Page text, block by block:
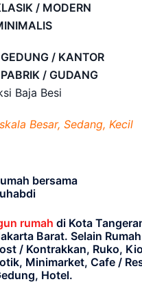
/ MODERN
/ KANTOR
/ GUDANG
Baja Besi
Besar, Sedang, Kecil
bersama
rumah di Kota
Barat. Selain
/ Kontrakkan, Ruko,
Minimarket, Cafe /
Hotel.